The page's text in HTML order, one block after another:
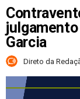
Garcia
Direto da